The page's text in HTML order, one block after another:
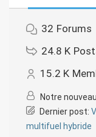
32 Forums
24.8 K
15.2 K
Notre
Dernier post:
multifuel hybride